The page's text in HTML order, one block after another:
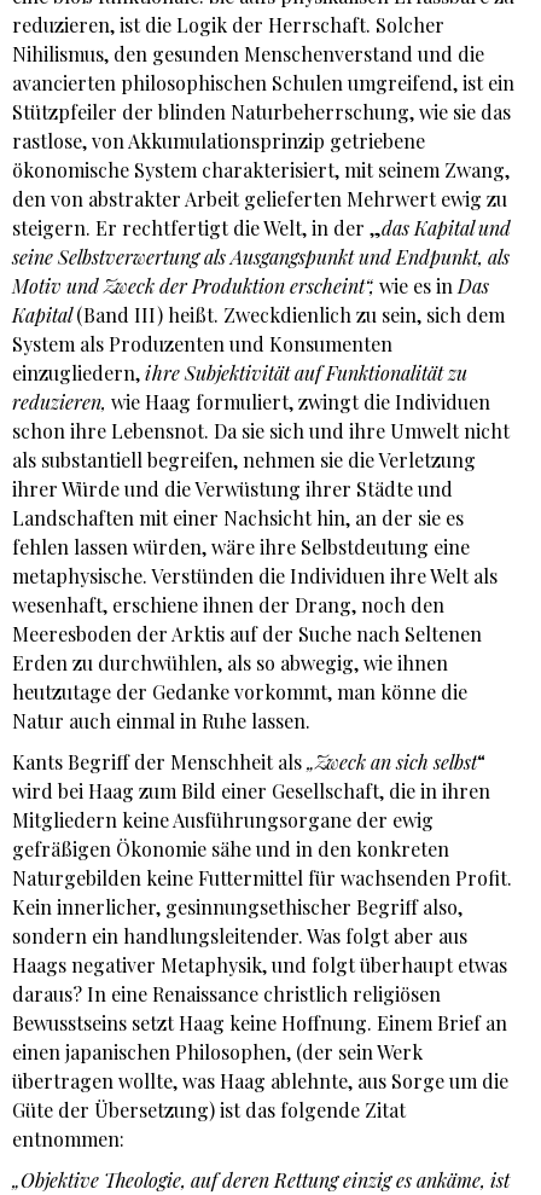
reduzieren, ist die Logik der Herrschaft. Solcher
Nihilismus, den gesunden Menschenverstand und die
avancierten philosophischen Schulen umgreifend, ist ein
Stützpfeiler der blinden Naturbeherrschung, wie sie das
rastlose, von Akkumulationsprinzip getriebene
ökonomische System charakterisiert, mit seinem Zwang,
den von abstrakter Arbeit gelieferten Mehrwert ewig zu
steigern. Er rechtfertigt die Welt, in der „das Kapital und
seine Selbstverwertung als Ausgangspunkt und Endpunkt, als
Motiv und Zweck der Produktion erscheint“, wie es inDas
Kapital(Band III) heißt. Zweckdienlich zu sein, sich dem
System als Produzenten und Konsumenten
einzugliedern,ihre Subjektivität auf Funktionalität zu
reduzieren, wie Haag formuliert, zwingt die Individuen
schon ihre Lebensnot. Da sie sich und ihre Umwelt nicht
als substantiell begreifen, nehmen sie die Verletzung
ihrer Würde und die Verwüstung ihrer Städte und
Landschaften mit einer Nachsicht hin, an der sie es
fehlen lassen würden, wäre ihre Selbstdeutung eine
metaphysische. Verstünden die Individuen ihre Welt als
wesenhaft, erschiene ihnen der Drang, noch den
Meeresboden der Arktis auf der Suche nach Seltenen
Erden zu durchwühlen, als so abwegig, wie ihnen
heutzutage der Gedanke vorkommt, man könne die
Natur auch einmal in Ruhe lassen.
Kants Begriff der Menschheit als„Zweck an sich selbst“
wird bei Haag zum Bild einer Gesellschaft, die in ihren
Mitgliedern keine Ausführungsorgane der ewig
gefräßigen Ökonomie sähe und in den konkreten
Naturgebilden keine Futtermittel für wachsenden Profit.
Kein innerlicher, gesinnungsethischer Begriff also,
sondern ein handlungsleitender. Was folgt aber aus
Haags negativer Metaphysik, und folgt überhaupt etwas
daraus? In eine Renaissance christlich religiösen
Bewusstseins setzt Haag keine Hoffnung. Einem Brief an
einen japanischen Philosophen, (der sein Werk
übertragen wollte, was Haag ablehnte, aus Sorge um die
Güte der Übersetzung) ist das folgende Zitat
entnommen:
„Objektive Theologie, auf deren Rettung einzig es ankäme, ist